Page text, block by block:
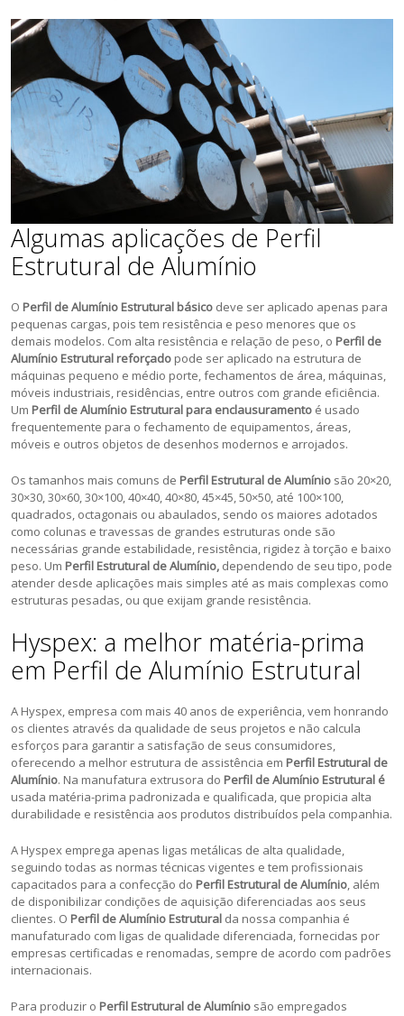
Algumas aplicações de Perfil
Estrutural de Alumínio
O Perfil de Alumínio Estrutural básico deve ser aplicado apenas para
pequenas cargas, pois tem resistência e peso menores que os
demais modelos. Com alta resistência e relação de peso, o Perfil de
Alumínio Estrutural reforçado pode ser aplicado na estrutura de
máquinas pequeno e médio porte, fechamentos de área, máquinas,
móveis industriais, residências, entre outros com grande eficiência.
Um Perfil de Alumínio Estrutural para enclausuramento é usado
frequentemente para o fechamento de equipamentos, áreas,
móveis e outros objetos de desenhos modernos e arrojados.
Os tamanhos mais comuns de Perfil Estrutural de Alumínio são 20×20,
30×30, 30×60, 30×100, 40×40, 40×80, 45×45, 50×50, até 100×100,
quadrados, octagonais ou abaulados, sendo os maiores adotados
como colunas e travessas de grandes estruturas onde são
necessárias grande estabilidade, resistência, rigidez à torção e baixo
peso. Um Perfil Estrutural de Alumínio, dependendo de seu tipo, pode
atender desde aplicações mais simples até as mais complexas como
estruturas pesadas, ou que exijam grande resistência.
Hyspex: a melhor matéria-prima
em Perfil de Alumínio Estrutural
A Hyspex, empresa com mais 40 anos de experiência, vem honrando
os clientes através da qualidade de seus projetos e não calcula
esforços para garantir a satisfação de seus consumidores,
oferecendo a melhor estrutura de assistência em Perfil Estrutural de
Alumínio. Na manufatura extrusora do Perfil de Alumínio Estrutural é
usada matéria-prima padronizada e qualificada, que propicia alta
durabilidade e resistência aos produtos distribuídos pela companhia.
A Hyspex emprega apenas ligas metálicas de alta qualidade,
seguindo todas as normas técnicas vigentes e tem profissionais
capacitados para a confecção do Perfil Estrutural de Alumínio, além
de disponibilizar condições de aquisição diferenciadas aos seus
clientes. O Perfil de Alumínio Estrutural da nossa companhia é
manufaturado com ligas de qualidade diferenciada, fornecidas por
empresas certificadas e renomadas, sempre de acordo com padrões
internacionais.
Para produzir o Perfil Estrutural de Alumínio são empregados